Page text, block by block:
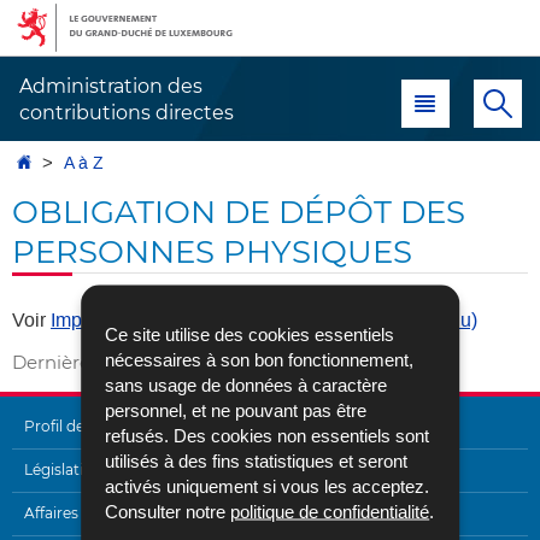
Ce site utilise des cookies essentiels
nécessaires à son bon fonctionnement,
sans usage de données à caractère
personnel, et ne pouvant pas être
refusés. Des cookies non essentiels sont
utilisés à des fins statistiques et seront
activés uniquement si vous les acceptez.
Consulter notre politique de confidentialité.
Aller
navigation
Aller
au
Administration des
contributions directes
Menu principal
AccueilA à Z
OBLIGATION DE DÉPÔT DES
PERSONNES PHYSIQUES
Voir Imposition par voie d'assiette (impôt sur le revenu)
Dernière mise à jour02/05/2017
MENU
DE
Profil de l'Administration
Législation
Affaires internationales